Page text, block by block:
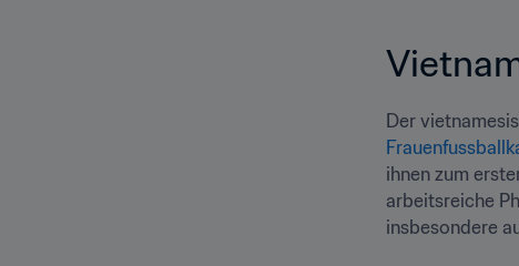
ihnen zum
arbeitsreiche
insbesondere